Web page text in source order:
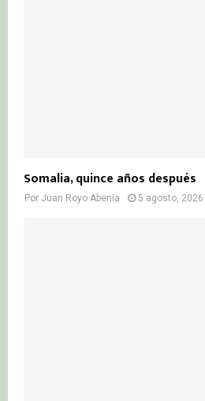
Somalia, quince años después
Por Juan Royo Abenia 5 agosto, 2026